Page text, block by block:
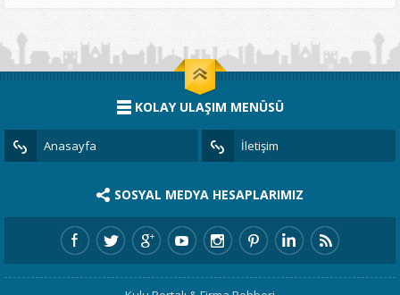
KOLAY ULAŞIM MENÜSÜ
Anasayfa İletişim
SOSYAL MEDYA HESAPLARIMIZ